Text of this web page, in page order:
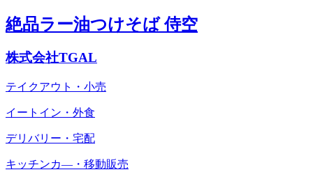
絶品ラー油つけそば 侍空
株式会社TGAL
テイクアウト・小売
イートイン・外食
デリバリー・宅配
キッチンカ―・移動販売